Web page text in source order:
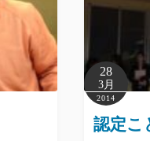
28
3月
2014
認定こ